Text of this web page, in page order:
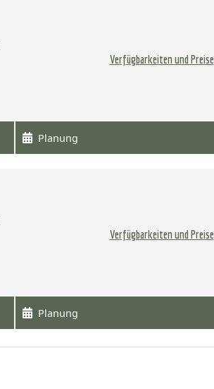
Verfügbarkeiten und Preise
Planung
Verfügbarkeiten und Preise
Planung